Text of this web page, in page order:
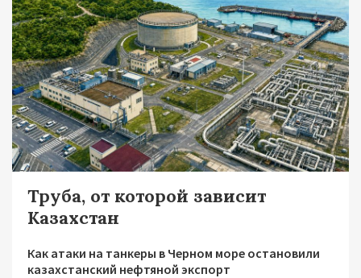
Труба, от которой зависит
Казахстан
Как атаки на танкеры в Черном море остановили
казахстанский нефтяной экспорт